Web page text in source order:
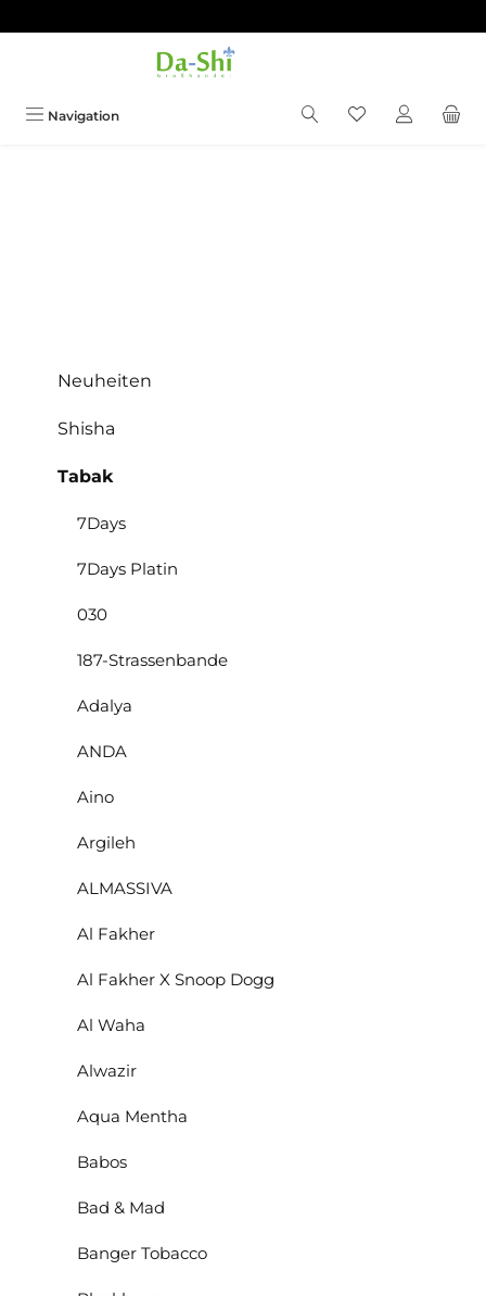
Navigation Du hast 0
Neuheiten
Shisha
Tabak
7Days
7Days Platin
030
187-Strassenbande
Adalya
ANDA
Aino
Argileh
ALMASSIVA
Al Fakher
Al Fakher X Snoop Dogg
Al Waha
Alwazir
Aqua Mentha
Babos
Bad & Mad
Banger Tobacco